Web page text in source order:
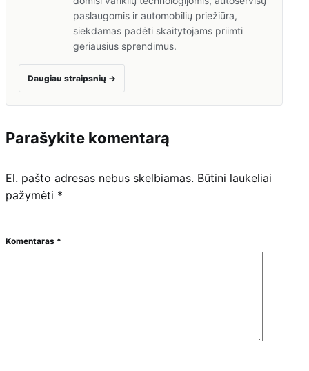
paslaugomis ir automobilių priežiūra,
siekdamas padėti skaitytojams priimti
geriausius sprendimus.
Daugiau straipsnių →
Parašykite komentarą
El. pašto adresas nebus skelbiamas. Būtini laukeliai
pažymėti *
Komentaras *